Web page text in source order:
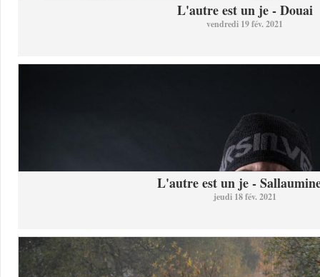
L'autre est un je - Douai
vendredi 19 fév. 2021
L'autre est un je -
jeudi 18 fév. 2021